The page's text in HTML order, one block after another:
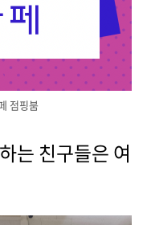
점핑붐
는 친구들은 여